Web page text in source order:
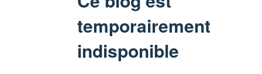
temporairement
indisponible